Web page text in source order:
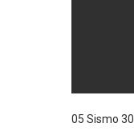
05 Sismo 30